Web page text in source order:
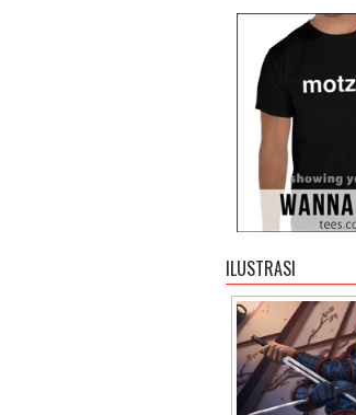
ILUSTRASI